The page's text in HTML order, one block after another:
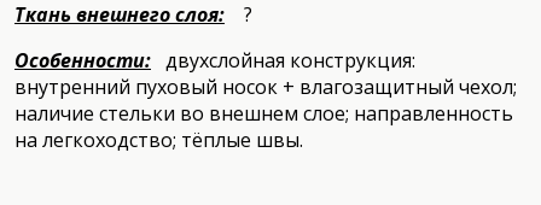
Ткань внешнего слоя: ?
Особенности: двухслойная конструкция:
внутренний пуховый носок + влагозащитный чехол;
наличие стельки во внешнем слое; направленность
на легкоходство; тёплые швы.